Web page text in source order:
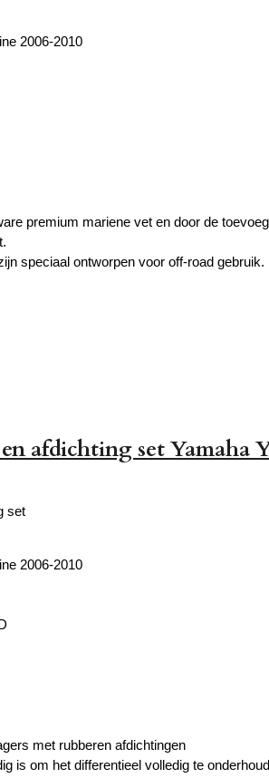
2006-2010
premium mariene vet en door de
speciaal ontworpen voor off-road gebruik.
afdichting set Yamaha
set
2006-2010
met rubberen afdichtingen
is om het differentieel volledig te